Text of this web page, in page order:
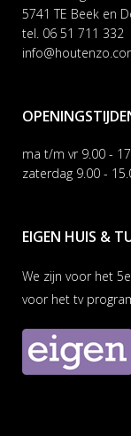
5741 TE Beek en
tel. 06 51 711 332
ma t/m vr 9.00 -
zaterdag 9.00 -
EIGEN HUIS &
We zijn voor het
voor het tv